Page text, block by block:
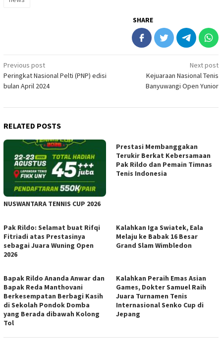
SHARE
Post
navigation
Previous post
Peringkat Nasional Pelti (PNP) edisi
bulan April 2024
Next post
Kejuaraan Nasional Tenis
Banyuwangi Open Yunior
RELATED POSTS
NUSWANTARA TENNIS CUP 2026
Prestasi Membanggakan
Terukir Berkat Kebersamaan
Pak Rildo dan Pemain Timnas
Tenis Indonesia
Pak Rildo: Selamat buat Rifqi
Fitriadi atas Prestasinya
sebagai Juara Wuning Open
2026
Kalahkan Iga Swiatek, Eala
Melaju ke Babak 16 Besar
Grand Slam Wimbledon
Bapak Rildo Ananda Anwar dan
Bapak Reda Manthovani
Berkesempatan Berbagi Kasih
di Sekolah Pondok Domba
yang Berada dibawah Kolong
Tol
Kalahkan Peraih Emas Asian
Games, Dokter Samuel Raih
Juara Turnamen Tenis
Internasional Senko Cup di
Jepang